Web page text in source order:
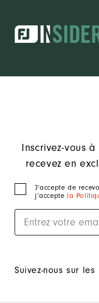
Inscrivez-vous
recevez en
J‘accepte de
j’accepte la
Suivez-nous sur les